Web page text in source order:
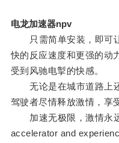
电龙加速器npv
只需简单安装，即可让
快的反应速度和更强的动
受到风驰电掣的快感。
无论是在城市道路上还
驾驶者尽情释放激情，享
加速无极限，激情永
accelerator and